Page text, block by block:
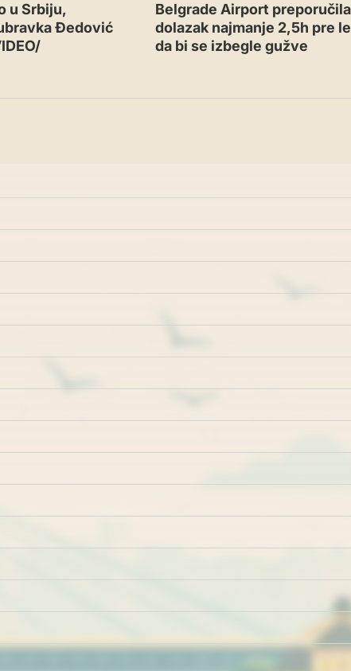
u Srbiju,
Đedović
Belgrade Airport preporučila
dolazak najmanje 2,5h pre
da bi se izbegle gužve